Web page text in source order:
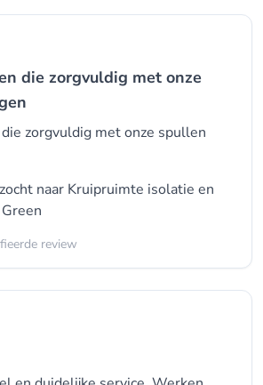
die zorgvuldig met onze
zorgvuldig met onze spullen
naar Kruipruimte isolatie en
review